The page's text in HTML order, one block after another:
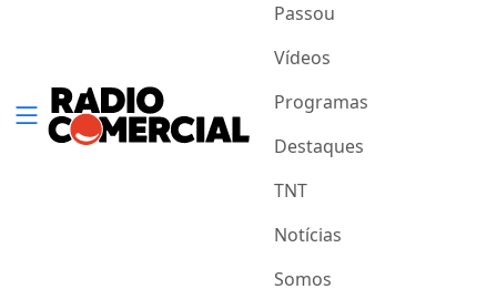
Passou
Vídeos
Programas
Destaques
TNT
Notícias
Somos